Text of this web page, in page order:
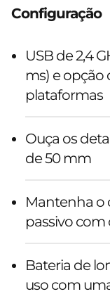
Configuração
USB de 2,4
ms) e opção
plataformas
Ouça os
de 50 mm
Mantenha o
passivo
Bateria de
uso com